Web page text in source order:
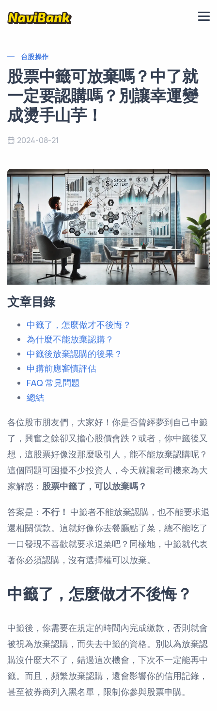
台股操作
股票中籤可放棄嗎？中了就
一定要認購嗎？別讓幸運變
成燙手山芋！
2024-08-21
文章目錄
中籤了，怎麼做才不後悔？
為什麼不能放棄認購？
中籤後放棄認購的後果？
申購前應審慎評估
FAQ 常見問題
總結
各位股市朋友們，大家好！你是否曾經夢到自己中籤
了，興奮之餘卻又擔心股價會跌？或者，你中籤後又
想，這股票好像沒那麼吸引人，能不能放棄認購呢？
這個問題可困擾不少投資人，今天就讓老司機來為大
家解惑： 股票中籤了，可以放棄嗎？
答案是： 不行！ 中籤者不能放棄認購，也不能要求退
還相關價款。這就好像你去餐廳點了菜，總不能吃了
一口發現不喜歡就要求退菜吧？同樣地，中籤就代表
著你必須認購，沒有選擇權可以放棄。
中籤了，怎麼做才不後悔？
中籤後，你需要在規定的時間內完成繳款，否則就會
被視為放棄認購，而失去中籤的資格。別以為放棄認
購沒什麼大不了，錯過這次機會，下次不一定能再中
籤。而且，頻繁放棄認購，還會影響你的信用記錄，
甚至被券商列入黑名單，限制你參與股票申購。